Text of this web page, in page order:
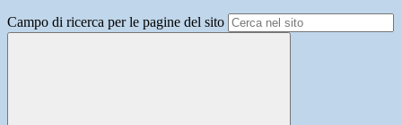
Campo di ricerca per le pagine del sito